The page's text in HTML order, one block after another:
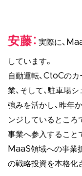
安藤 実際に、
しています。
自動運転、CtoCの
業、そして、駐車場
強みを活かし、昨年
ンジしているところ
事業へ参入すること
MaaS領域への事業
の戦略投資を本格化